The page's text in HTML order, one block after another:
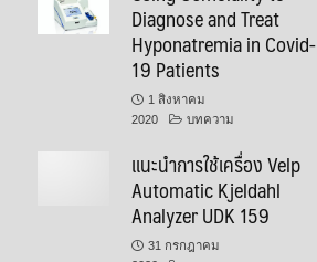
Diagnose and Treat
Hyponatremia in Covid-
19 Patients
1 สิงหาคม
2020
บทความ
แนะนำการใช้เครื่อง Velp
Automatic Kjeldahl
Analyzer UDK 159
31 กรกฎาคม